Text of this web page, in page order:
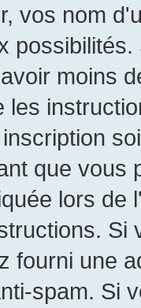
vos nom
moins
les
que vous
lors
fourni une
spam. Si